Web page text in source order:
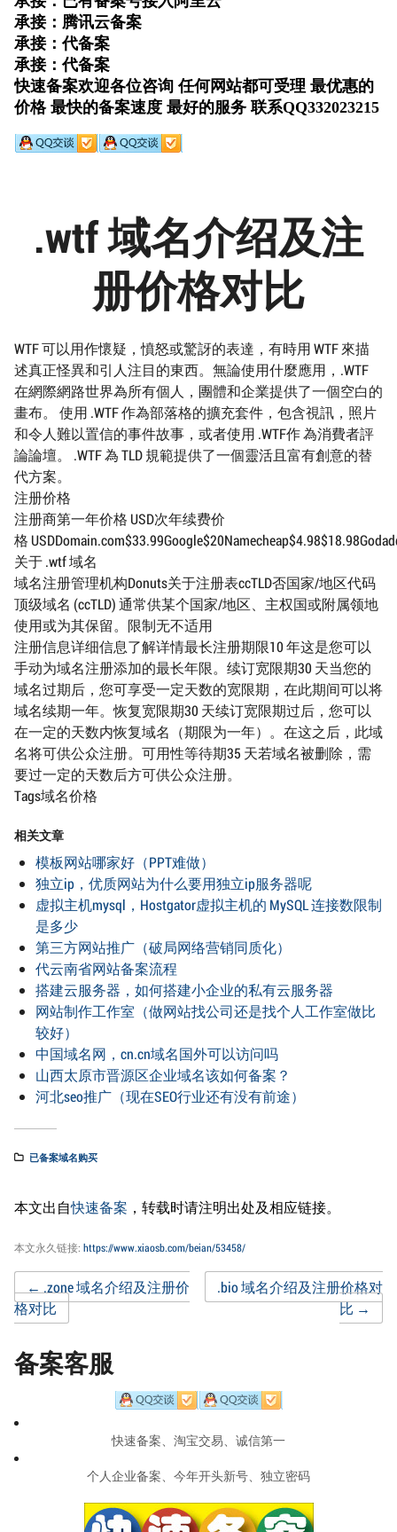
.wtf 域名介绍及注
册价格对比
WTF 可以用作懷疑，憤怒或驚訝的表達，有時用 WTF 來描
述真正怪異和引人注目的東西。無論使用什麼應用，.WTF
在網際網路世界為所有個人，團體和企業提供了一個空白的
畫布。 使用 .WTF 作為部落格的擴充套件，包含視訊，照片
和令人難以置信的事件故事，或者使用 .WTF作 為消費者評
論論壇。 .WTF 為 TLD 規範提供了一個靈活且富有創意的替
代方案。
注册价格
注册商第一年价格 USD次年续费价
格
关于 .wtf 域名
域名注册管理机构Donuts关于注册表ccTLD否国家/地区代码
顶级域名 (ccTLD) 通常供某个国家/地区、主权国或附属领地
使用或为其保留。限制无不适用
注册信息详细信息了解详情最长注册期限10 年这是您可以
手动为域名注册添加的最长年限。续订宽限期30 天当您的
域名过期后，您可享受一定天数的宽限期，在此期间可以将
域名续期一年。恢复宽限期30 天续订宽限期过后，您可以
在一定的天数内恢复域名（期限为一年）。在这之后，此域
名将可供公众注册。可用性等待期35 天若域名被删除，需
要过一定的天数后方可供公众注册。
Tags域名价格
相关文章
模板网站哪家好（PPT难做）
独立ip，优质网站为什么要用独立ip服务器呢
虚拟主机mysql，Hostgator虚拟主机的 MySQL 连接数限制
是多少
第三方网站推广（破局网络营销同质化）
代云南省网站备案流程
搭建云服务器，如何搭建小企业的私有云服务器
网站制作工作室（做网站找公司还是找个人工作室做比
较好）
中国域名网，cn.cn域名国外可以访问吗
山西太原市晋源区企业域名该如何备案？
河北seo推广（现在SEO行业还有没有前途）
已备案域名购买
本文出自快速备案 ，转载时请注明出处及相应链接。
本文永久链接: https://www.xiaosb.com/beian/53458/
Post
navigation
← .zone 域名介绍及注册价
格对比
.bio 域名介绍及注册价格对
比→
备案客服
快速备案、淘宝交易、诚信第一
个人企业备案、今年开头新号、独立密码